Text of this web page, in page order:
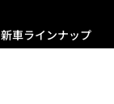
新車ラインナップ